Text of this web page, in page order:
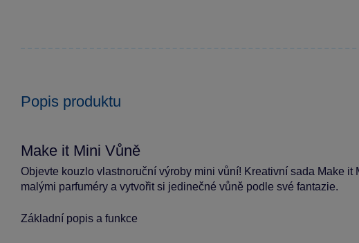
Popis produktu
Make it Mini Vůně
Objevte kouzlo vlastnoruční výroby mini vůní! Kreativní sada Make it
malými parfuméry a vytvořit si jedinečné vůně podle své fantazie.
Základní popis a funkce